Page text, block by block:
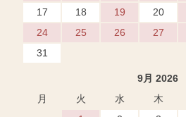
17
18 19 20
24
25 26 27
31
9月 2026
月
火 水 木